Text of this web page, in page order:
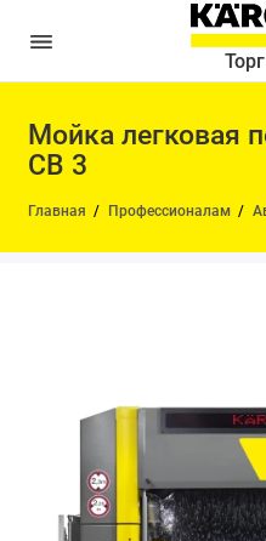
Мойка легковая
CB 3
Главная Профессионалам